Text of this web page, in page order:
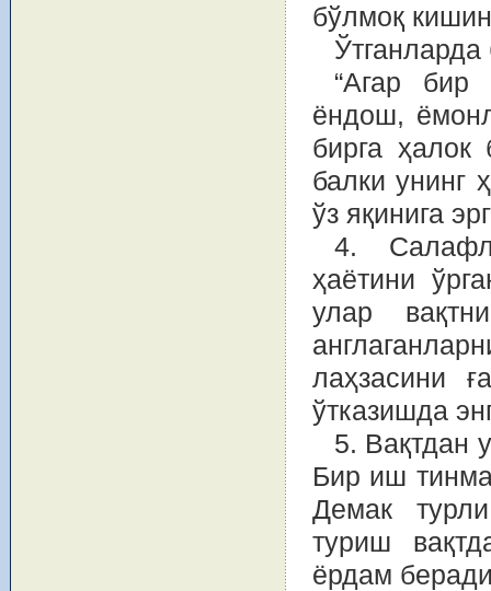
бўлмоқ
Ўтганларда
“Агар бир
ёндош,
бирга
балки унинг
ўз яқинига
4.
ҳаётини
улар
лаҳзасини
ўтказишда
5. Вақтдан
Бир иш
Демак
туриш
ёрдам